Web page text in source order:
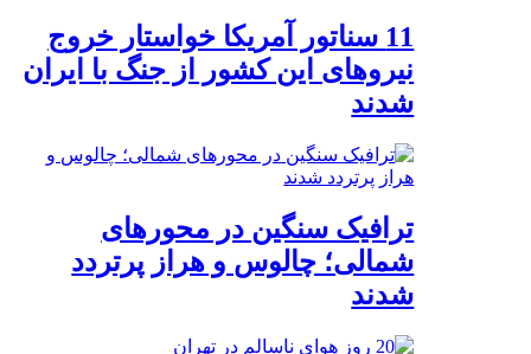
11 سناتور آمریکا خواستار خروج
نیروهای این کشور از جنگ با ایران
شدند
ترافیک سنگین در محورهای
شمالی؛ چالوس و هراز پرتردد
شدند